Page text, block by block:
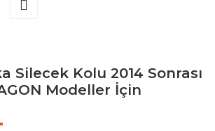
Silecek Kolu 2014 Sonrası
Modeller İçin